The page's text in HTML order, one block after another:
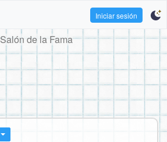
Iniciar sesión
Salón de la Fama